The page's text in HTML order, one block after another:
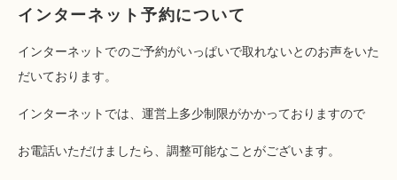
インターネット予約について
インターネットでのご予約がいっぱいで取れないとのお声をいた
だいております。
インターネットでは、運営上多少制限がかかっておりますので
お電話いただけましたら、調整可能なことがございます。